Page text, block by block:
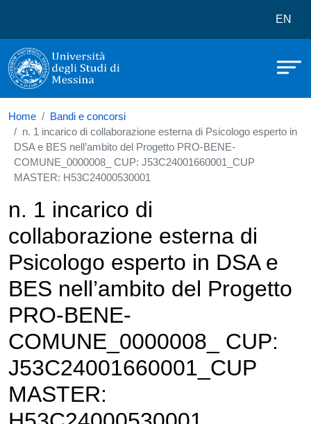
Università degli Studi di Messina
EN
Home
Bandi e concorsi
n. 1 incarico di collaborazione esterna di Psicologo esperto in
DSA e BES nell’ambito del Progetto PRO-BENE-
COMUNE_0000008_ CUP: J53C24001660001_CUP
MASTER: H53C24000530001
n. 1 incarico di
collaborazione esterna di
Psicologo esperto in DSA e
BES nell’ambito del Progetto
PRO-BENE-
COMUNE_0000008_ CUP:
J53C24001660001_CUP
MASTER: